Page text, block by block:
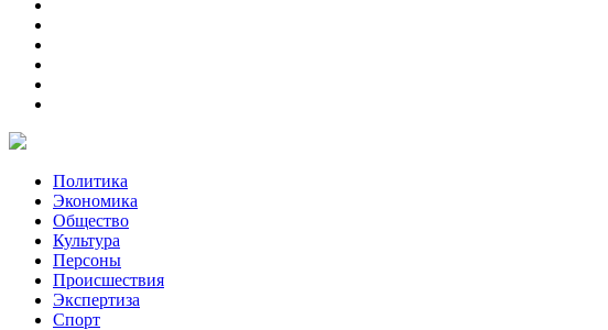
Политика
Экономика
Общество
Культура
Персоны
Происшествия
Экспертиза
Спорт